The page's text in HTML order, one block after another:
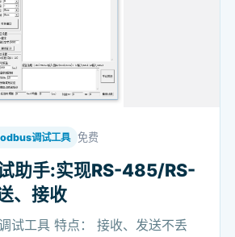
调试工具 免费
助手:实现RS-485/RS-
、接收
试工具 特点： 接收、发送不丢